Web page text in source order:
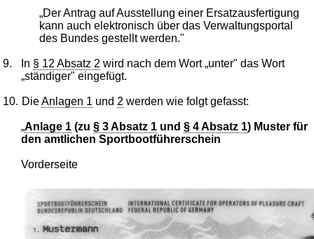
„Der Antrag auf Ausstellung einer Ersatzausfertigung
kann auch elektronisch über das Verwaltungsportal
des Bundes gestellt werden."
9. In § 12 Absatz 2 wird nach dem Wort „unter" das Wort
„ständiger" eingefügt.
10. DieAnlagen 1 und 2 werden wie folgt gefasst:
„Anlage 1 (zu§ 3 Absatz 1 und§ 4 Absatz 1) Muster für
den amtlichen Sportbootführerschein
Vorderseite